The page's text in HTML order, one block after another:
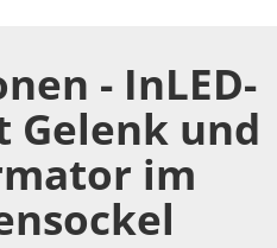
- InLED-
Gelenk und
im